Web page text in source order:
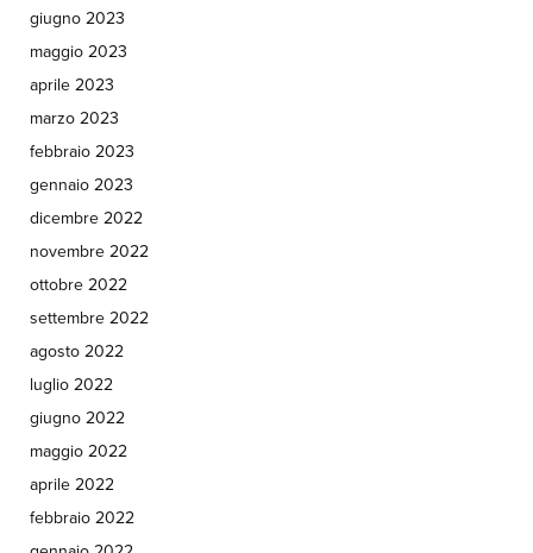
giugno 2023
maggio 2023
aprile 2023
marzo 2023
febbraio 2023
gennaio 2023
dicembre 2022
novembre 2022
ottobre 2022
settembre 2022
agosto 2022
luglio 2022
giugno 2022
maggio 2022
aprile 2022
febbraio 2022